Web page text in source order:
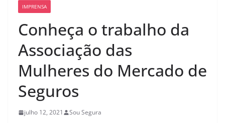
IMPRENSA
Conheça o trabalho da
Associação das
Mulheres do Mercado de
Seguros
julho 12, 2021 Sou Segura